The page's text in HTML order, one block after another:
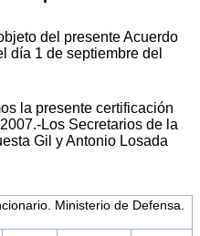
del presente Acuerdo
día 1 de septiembre del
la presente certificación
Los Secretarios de la
Gil y Antonio Losada
Ministerio de Defensa.